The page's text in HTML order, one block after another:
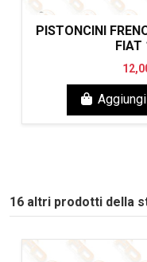
PISTONCINI
FIAT
16 altri prodotti della